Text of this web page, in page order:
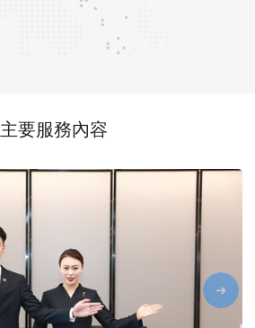
主要服務內容